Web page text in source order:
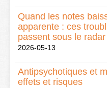
Quand les notes
apparente : ces
passent sous le
2026-05-13
Antipsychotiques et
effets et risques